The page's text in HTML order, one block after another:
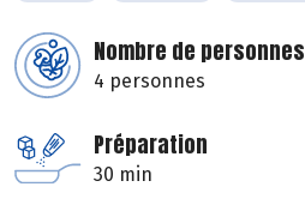
Nombre de personnes
4 personnes
Préparation
30 min